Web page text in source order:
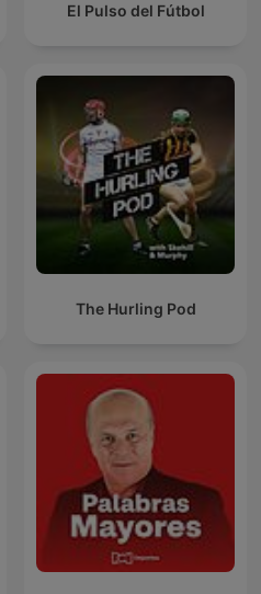
El Pulso del Fútbol
The Hurling Pod